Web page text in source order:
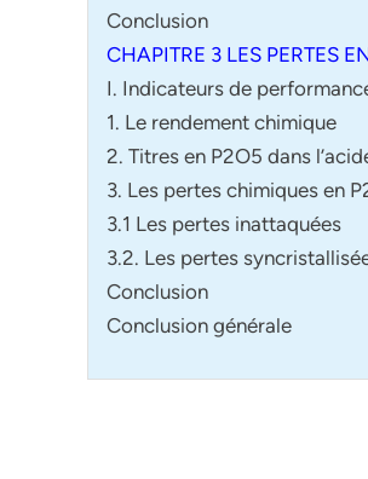
Conclusion
CHAPITRE 3 LES PERTES
I. Indicateurs de
1. Le rendement chimique
2. Titres en P2O5 dans
3. Les pertes chimiques en
3.1 Les pertes inattaquées
3.2. Les pertes
Conclusion
Conclusion générale